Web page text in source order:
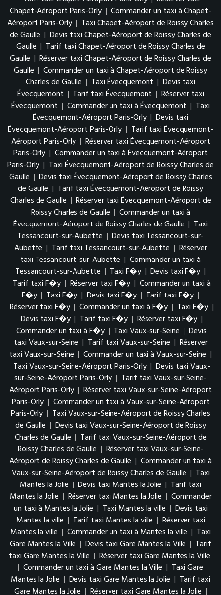
Chapet-Aéroport Paris-Orly | Commander un taxi à Chapet-
Aéroport Paris-Orly | Taxi Chapet-Aéroport de Roissy Charles
de Gaulle | Devis taxi Chapet-Aéroport de Roissy Charles de
Gaulle | Tarif taxi Chapet-Aéroport de Roissy Charles de
Gaulle | Réserver taxi Chapet-Aéroport de Roissy Charles de
Gaulle | Commander un taxi à Chapet-Aéroport de Roissy
Charles de Gaulle | Taxi Évecquemont | Devis taxi
Évecquemont | Tarif taxi Évecquemont | Réserver taxi
Évecquemont | Commander un taxi à Évecquemont | Taxi
Évecquemont-Aéroport Paris-Orly | Devis taxi
Évecquemont-Aéroport Paris-Orly | Tarif taxi Évecquemont-
Aéroport Paris-Orly | Réserver taxi Évecquemont-Aéroport
Paris-Orly | Commander un taxi à Évecquemont-Aéroport
Paris-Orly | Taxi Évecquemont-Aéroport de Roissy Charles de
Gaulle | Devis taxi Évecquemont-Aéroport de Roissy Charles
de Gaulle | Tarif taxi Évecquemont-Aéroport de Roissy
Charles de Gaulle | Réserver taxi Évecquemont-Aéroport de
Roissy Charles de Gaulle | Commander un taxi à
Évecquemont-Aéroport de Roissy Charles de Gaulle | Taxi
Tessancourt-sur-Aubette | Devis taxi Tessancourt-sur-
Aubette | Tarif taxi Tessancourt-sur-Aubette | Réserver
taxi Tessancourt-sur-Aubette | Commander un taxi à
Tessancourt-sur-Aubette | Taxi F�y | Devis taxi F�y |
Tarif taxi F�y | Réserver taxi F�y | Commander un taxi à
F�y | Taxi F�y | Devis taxi F�y | Tarif taxi F�y |
Réserver taxi F�y | Commander un taxi à F�y | Taxi F�y |
Devis taxi F�y | Tarif taxi F�y | Réserver taxi F�y |
Commander un taxi à F�y | Taxi Vaux-sur-Seine | Devis
taxi Vaux-sur-Seine | Tarif taxi Vaux-sur-Seine | Réserver
taxi Vaux-sur-Seine | Commander un taxi à Vaux-sur-Seine |
Taxi Vaux-sur-Seine-Aéroport Paris-Orly | Devis taxi Vaux-
sur-Seine-Aéroport Paris-Orly | Tarif taxi Vaux-sur-Seine-
Aéroport Paris-Orly | Réserver taxi Vaux-sur-Seine-Aéroport
Paris-Orly | Commander un taxi à Vaux-sur-Seine-Aéroport
Paris-Orly | Taxi Vaux-sur-Seine-Aéroport de Roissy Charles
de Gaulle | Devis taxi Vaux-sur-Seine-Aéroport de Roissy
Charles de Gaulle | Tarif taxi Vaux-sur-Seine-Aéroport de
Roissy Charles de Gaulle | Réserver taxi Vaux-sur-Seine-
Aéroport de Roissy Charles de Gaulle | Commander un taxi à
Vaux-sur-Seine-Aéroport de Roissy Charles de Gaulle | Taxi
Mantes la Jolie | Devis taxi Mantes la Jolie | Tarif taxi
Mantes la Jolie | Réserver taxi Mantes la Jolie | Commander
un taxi à Mantes la Jolie | Taxi Mantes la ville | Devis taxi
Mantes la ville | Tarif taxi Mantes la ville | Réserver taxi
Mantes la ville | Commander un taxi à Mantes la ville | Taxi
Gare Mantes la Ville | Devis taxi Gare Mantes la Ville | Tarif
taxi Gare Mantes la Ville | Réserver taxi Gare Mantes la Ville
| Commander un taxi à Gare Mantes la Ville | Taxi Gare
Mantes la Jolie | Devis taxi Gare Mantes la Jolie | Tarif taxi
Gare Mantes la Jolie | Réserver taxi Gare Mantes la Jolie |